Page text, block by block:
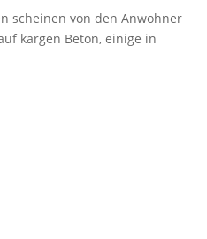
scheinen von den Anwohner
kargen Beton, einige in